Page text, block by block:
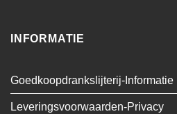
INFORMATIE
Goedkoopdrankslijterij-Informatie
Leveringsvoorwaarden-Privacy